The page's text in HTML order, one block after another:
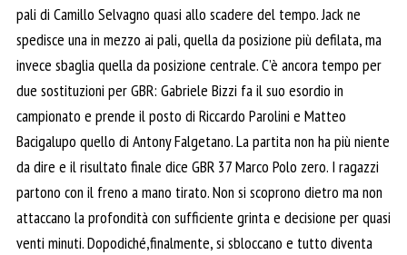
pali di Camillo Selvagno quasi allo scadere del tempo. Jack ne
spedisce una in mezzo ai pali, quella da posizione più defilata, ma
invece sbaglia quella da posizione centrale. C’è ancora tempo per
due sostituzioni per GBR: Gabriele Bizzi fa il suo esordio in
campionato e prende il posto di Riccardo Parolini e Matteo
Bacigalupo quello di Antony Falgetano. La partita non ha più niente
da dire e il risultato finale dice GBR 37 Marco Polo zero. I ragazzi
partono con il freno a mano tirato. Non si scoprono dietro ma non
attaccano la profondità con sufficiente grinta e decisione per quasi
venti minuti. Dopodiché,finalmente, si sbloccano e tutto diventa